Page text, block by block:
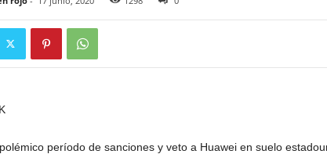
período de sanciones y veto a Huawei en suelo